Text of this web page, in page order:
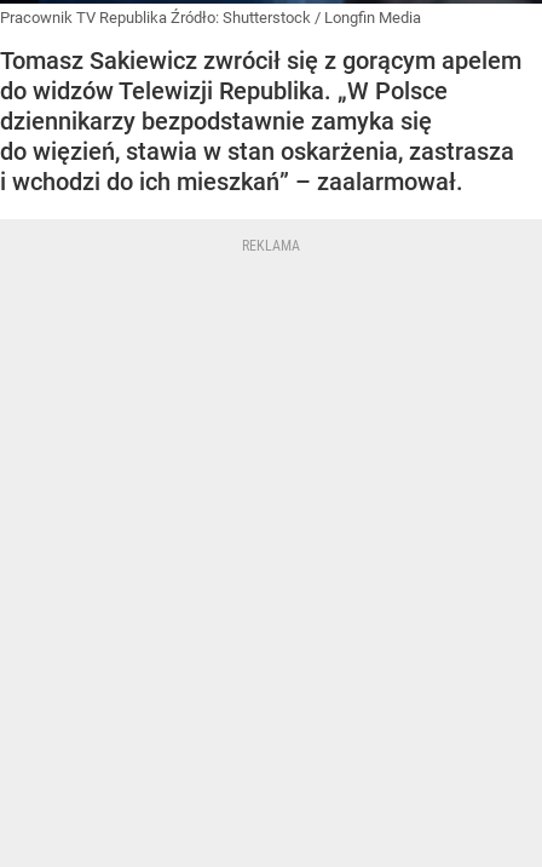
Pracownik TV Republika Źródło: Shutterstock / Longfin Media
Tomasz Sakiewicz zwrócił się z gorącym apelem
do widzów Telewizji Republika. „W Polsce
dziennikarzy bezpodstawnie zamyka się
do więzień, stawia w stan oskarżenia, zastrasza
i wchodzi do ich mieszkań” – zaalarmował.